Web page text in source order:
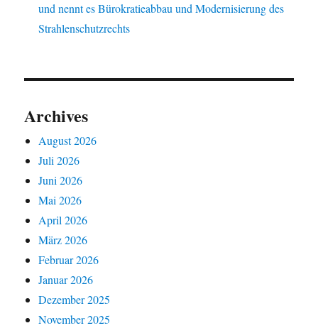
und nennt es Bürokratieabbau und Modernisierung des
Strahlenschutzrechts
Archives
August 2026
Juli 2026
Juni 2026
Mai 2026
April 2026
März 2026
Februar 2026
Januar 2026
Dezember 2025
November 2025